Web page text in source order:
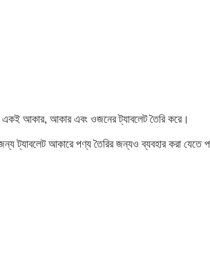
একই আকার, আকার এবং ওজনের ট্যাবলেট তৈরি করে।
ট্যাবলেট আকারে পণ্য তৈরির জন্যও ব্যবহার করা যেতে